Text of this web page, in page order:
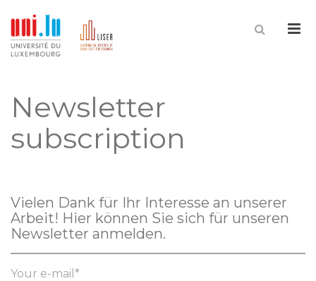
Newsletter
subscription
Vielen Dank für Ihr Interesse an unserer
Arbeit! Hier können Sie sich für unseren
Newsletter anmelden.
Your e-mail*